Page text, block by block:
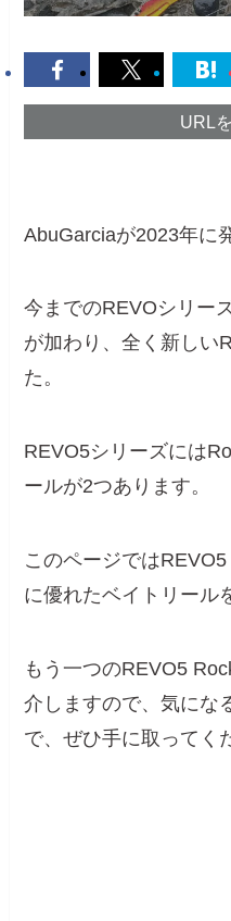
URL
AbuGarciaが2023年に
今までのREVOシリー
が加わり、全く新しい
た。
REVO5シリーズには
ールが2つあります。
このページでは
に優れたベイトリール
もう一つのREVO5
介しますので、気にな
で、ぜひ手に取ってく